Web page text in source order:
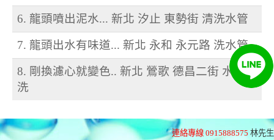
6. 龍頭噴出泥水... 新北 汐止 東勢街 清洗水管
7. 龍頭出水有味道... 新北 永和 永元路 洗水管
8. 剛換濾心就變色.. 新北 鶯歌 德昌二街 水管清
洗
連絡專線 0915888575 林先生